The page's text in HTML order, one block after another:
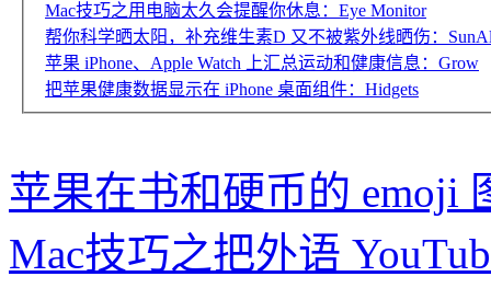
Mac技巧之用电脑太久会提醒你休息：Eye Monitor
帮你科学晒太阳，补充维生素D 又不被紫外线晒伤：
苹果 iPhone、Apple Watch 上汇总运动和健康信息：Grow
把苹果健康数据显示在 iPhone 桌面组件：Hidgets
苹果在书和硬币的 emoji
Mac技巧之把外语